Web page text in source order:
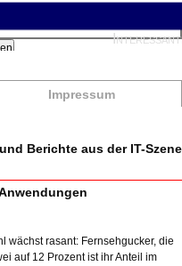
Impressum
Berichte aus der IT-Szene
wächst rasant: Fernsehgucker, die
auf 12 Prozent ist ihr Anteil im